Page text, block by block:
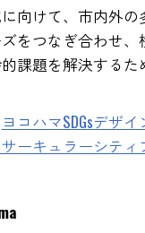
に向けて、市内外
をつなぎ合わせ、
課題を解決するた
ヨコハマSDGsデザ
ーキュラーシティ